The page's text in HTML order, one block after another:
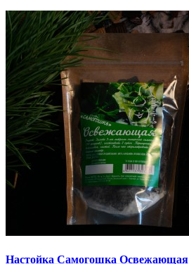
Настойка Самогошка Освежающая